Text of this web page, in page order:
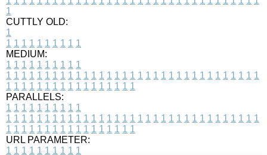
1
CUTTLY OLD:
1
1 1 1 1 1 1 1 1 1 1
MEDIUM:
1 1 1 1 1 1 1 1 1 1
1 1 1 1 1 1 1 1 1 1 1 1 1 1 1 1 1 1 1 1 1 1 1 1 1 1 1 1 1 1 1 1 1
1 1 1 1 1 1 1 1 1 1 1 1 1 1 1 1 1
PARALLELS:
1 1 1 1 1 1 1 1 1 1
1 1 1 1 1 1 1 1 1 1 1 1 1 1 1 1 1 1 1 1 1 1 1 1 1 1 1 1 1 1 1 1 1
1 1 1 1 1 1 1 1 1 1 1 1 1 1 1 1 1
URL PARAMETER:
1 1 1 1 1 1 1 1 1 1